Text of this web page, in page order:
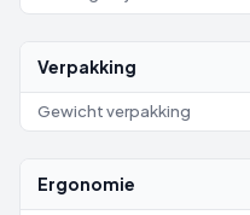
Verpakking
Gewicht verpakking
Ergonomie